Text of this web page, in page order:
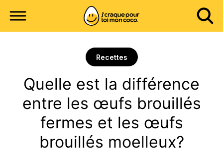
Recettes
Quelle est la différence
entre les œufs brouillés
fermes et les œufs
brouillés moelleux?